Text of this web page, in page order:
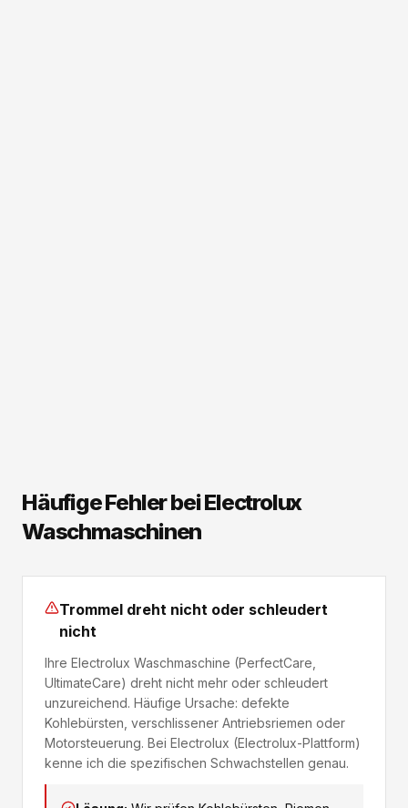
Häufige Fehler bei Electrolux
Waschmaschinen
Trommel dreht nicht oder schleudert
nicht
Ihre Electrolux Waschmaschine (PerfectCare,
UltimateCare) dreht nicht mehr oder schleudert
unzureichend. Häufige Ursache: defekte
Kohlebürsten, verschlissener Antriebsriemen oder
Motorsteuerung. Bei Electrolux (Electrolux-Plattform)
kenne ich die spezifischen Schwachstellen genau.